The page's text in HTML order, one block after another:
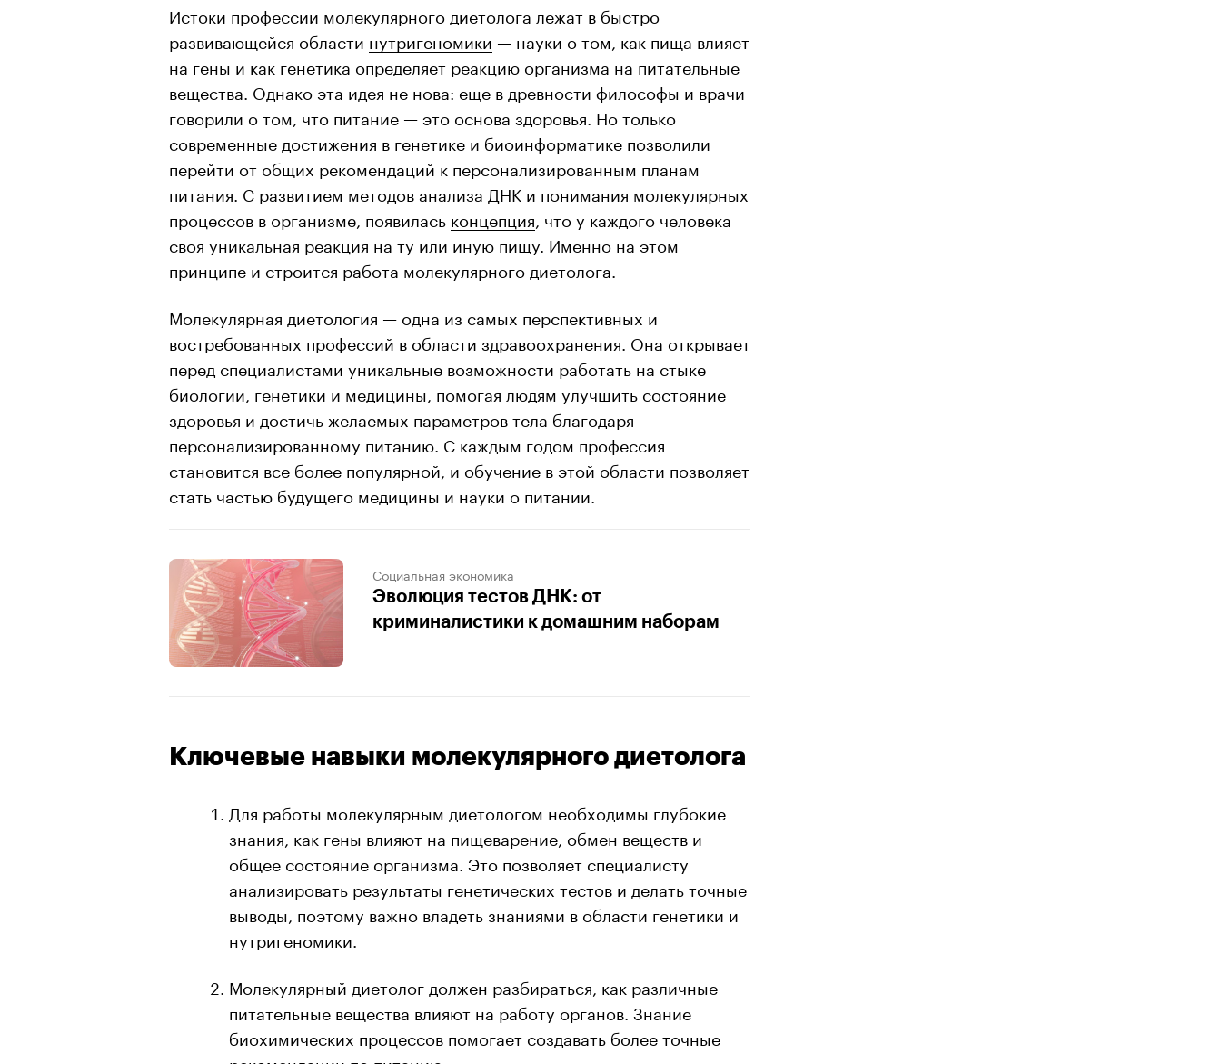
Истоки профессии молекулярного диетолога лежат в быстро
развивающейся области нутригеномики — науки о том, как пища влияет
на гены и как генетика определяет реакцию организма на питательные
вещества. Однако эта идея не нова: еще в древности философы и врачи
говорили о том, что питание — это основа здоровья. Но только
современные достижения в генетике и биоинформатике позволили
перейти от общих рекомендаций к персонализированным планам
питания. С развитием методов анализа ДНК и понимания молекулярных
процессов в организме, появилась концепция , что у каждого человека
своя уникальная реакция на ту или иную пищу. Именно на этом
принципе и строится работа молекулярного диетолога.
Молекулярная диетология — одна из самых перспективных и
востребованных профессий в области здравоохранения. Она открывает
перед специалистами уникальные возможности работать на стыке
биологии, генетики и медицины, помогая людям улучшить состояние
здоровья и достичь желаемых параметров тела благодаря
персонализированному питанию. С каждым годом профессия
становится все более популярной, и обучение в этой области позволяет
стать частью будущего медицины и науки о питании.
Социальная экономика
Эволюция тестов ДНК: от
криминалистики к домашним наборам
Ключевые навыки молекулярного диетолога
Для работы молекулярным диетологом необходимы глубокие
знания, как гены влияют на пищеварение, обмен веществ и
общее состояние организма. Это позволяет специалисту
анализировать результаты генетических тестов и делать точные
выводы, поэтому важно владеть знаниями в области генетики и
нутригеномики.
Молекулярный диетолог должен разбираться, как различные
питательные вещества влияют на работу органов. Знание
биохимических процессов помогает создавать более точные